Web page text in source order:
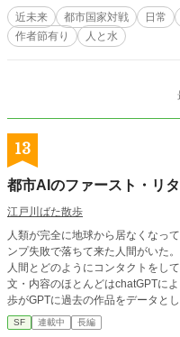
地方で水にふれ合う者たちも様々
を熱風にゆられて送る。 あの日、楽しかった夏へ。ありえたかもしれない水
物語。 この作品は７月１日～８月３１日の間のみ投稿します。 季節に合わせて
近未来 都市国家対戦 日常
作者節有り
人と水
13
都市AIのファースト・リ
江戸川ばた散歩
人類が完全に地球から居なくなっ
ンプ失敗で落ちて来た人間がいた
人間とどのようにコンタクトをし
文・内容のほとんどはchatGPTに
歩がGPTに過去の作品をデータと
ているのか、は勝手に考えてもらい
SF 連載中 長編